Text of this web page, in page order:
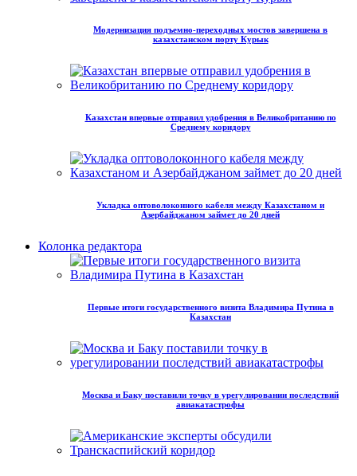
Модернизация подъемно-переходных мостов завершена в
казахстанском порту Курык
Казахстан впервые отправил удобрения в Великобританию по
Среднему коридору
Укладка оптоволоконного кабеля между Казахстаном и
Азербайджаном займет до 20 дней
Колонка редактора
Первые итоги государственного визита Владимира Путина в
Казахстан
Москва и Баку поставили точку в урегулировании последствий
авиакатастрофы